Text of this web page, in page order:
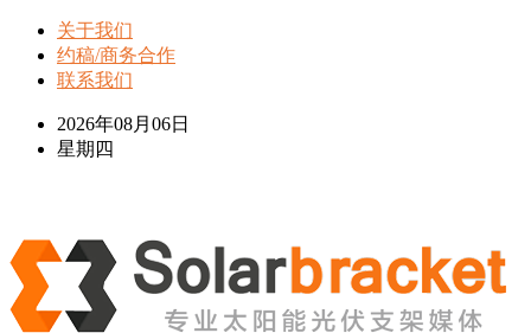
关于我们
约稿/商务合作
联系我们
2026年08月06日
星期四